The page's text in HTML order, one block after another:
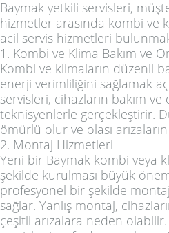
Baymak yetkili servisleri,
hizmetler arasında kombi ve
acil servis hizmetleri
1. Kombi ve Klima Bakım ve
Kombi ve klimaların düzenli
enerji verimliliğini sağlamak
servisleri, cihazların bakım
teknisyenlerle gerçekleştirir.
ömürlü olur ve olası
2. Montaj Hizmetleri
Yeni bir Baymak kombi veya
şekilde kurulması büyük
profesyonel bir şekilde
sağlar. Yanlış montaj,
çeşitli arızalara neden